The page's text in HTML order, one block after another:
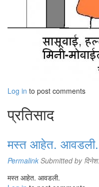
Log in to post comments
प्रतिसाद
मस्त आहेत. आवडली.
Permalink Submitted by दिनेश.
मस्त आहेत. आवडली.